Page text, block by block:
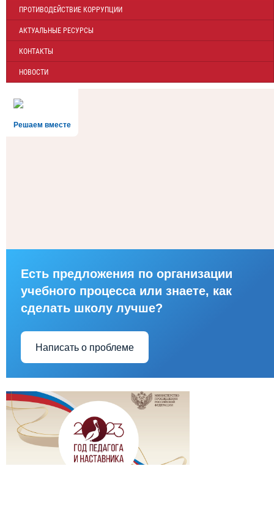
ПРОТИВОДЕЙСТВИЕ КОРРУПЦИИ
АКТУАЛЬНЫЕ РЕСУРСЫ
КОНТАКТЫ
НОВОСТИ
Решаем вместе
Есть предложения по организации
учебного процесса или знаете, как
сделать школу лучше?
Написать о проблеме